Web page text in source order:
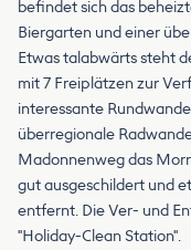
befindet sich das
Biergarten und einer
Etwas talabwärts steht
mit 7 Freiplätzen zur
interessante
überregionale
Madonnenweg das
gut ausgeschildert und
entfernt. Die Ver- und
"Holiday-Clean Station".